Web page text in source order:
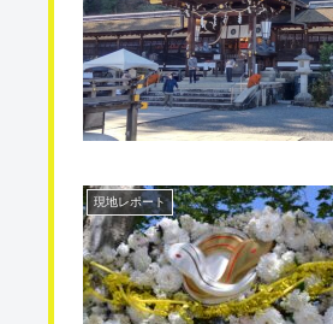
現地レポート